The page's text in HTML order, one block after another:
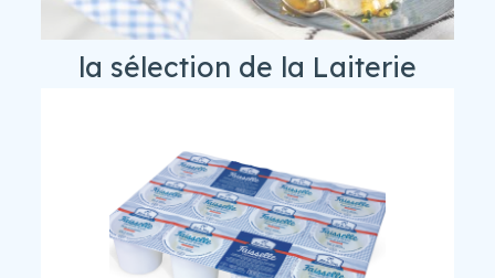
la sélection de la Laiterie